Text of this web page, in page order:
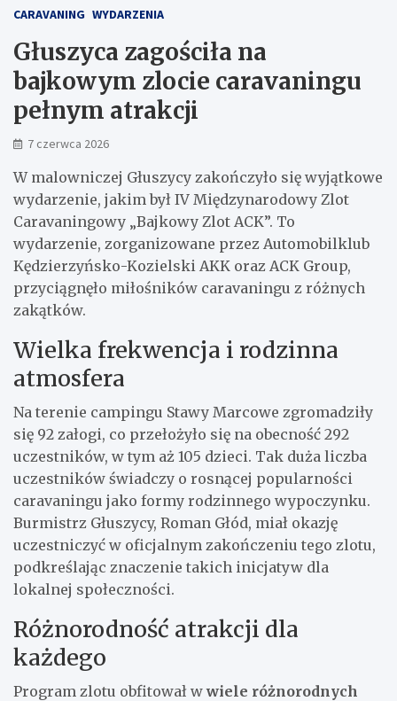
CARAVANING WYDARZENIA
Głuszyca zagościła na
bajkowym zlocie caravaningu
pełnym atrakcji
7 czerwca 2026
W malowniczej Głuszycy zakończyło się wyjątkowe
wydarzenie, jakim był IV Międzynarodowy Zlot
Caravaningowy „Bajkowy Zlot ACK”. To
wydarzenie, zorganizowane przez Automobilklub
Kędzierzyńsko-Kozielski AKK oraz ACK Group,
przyciągnęło miłośników caravaningu z różnych
zakątków.
Wielka frekwencja i rodzinna
atmosfera
Na terenie campingu Stawy Marcowe zgromadziły
się 92 załogi, co przełożyło się na obecność 292
uczestników, w tym aż 105 dzieci. Tak duża liczba
uczestników świadczy o rosnącej popularności
caravaningu jako formy rodzinnego wypoczynku.
Burmistrz Głuszycy, Roman Głód, miał okazję
uczestniczyć w oficjalnym zakończeniu tego zlotu,
podkreślając znaczenie takich inicjatyw dla
lokalnej społeczności.
Różnorodność atrakcji dla
każdego
Program zlotu obfitował wwiele różnorodnych